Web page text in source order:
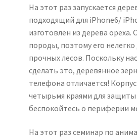
На этот раз запускается
подходящий для iPhone6/
изготовлен из дерева
породы, поэтому его
прочных лесов. Поскольку
сделать это, деревянное
телефона отличается!
четырьмя краями для
беспокойтесь о периферии
На этот раз семинар по